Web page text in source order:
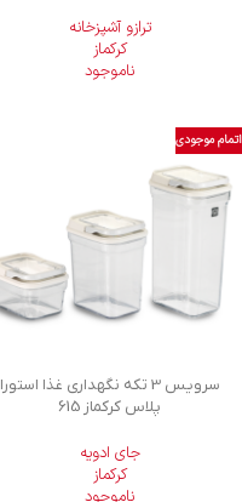
ترازو آشپزخانه
کرکماز
ناموجود
اتمام موجودی
سرويس 3 تكه نگهداری غذا استورا
پلاس کرکماز 615
جای ادویه
کرکماز
ناموجود